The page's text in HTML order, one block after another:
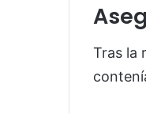
Tras la